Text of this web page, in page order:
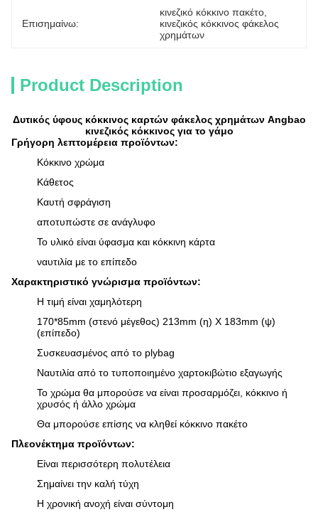
Επισημαίνω:
κινεζικό κόκκινο πακέτο
κινεζικός κόκκινος φάκελος
χρημάτων
Product Description
Δυτικός ύφους κόκκινος καρτών φάκελος χρημάτων Angbao
κινεζικός κόκκινος για το γάμο
Γρήγορη λεπτομέρεια προϊόντων:
Κόκκινο χρώμα
Κάθετος
Καυτή σφράγιση
αποτυπώστε σε ανάγλυφο
Το υλικό είναι ύφασμα και κόκκινη κάρτα
ναυτιλία με το επίπεδο
Χαρακτηριστικό γνώρισμα προϊόντων:
Η τιμή είναι χαμηλότερη
170*85mm (στενό μέγεθος) 213mm (η) Χ 183mm (ψ)
(επίπεδο)
Συσκευασμένος από το plybag
Ναυτιλία από το τυποποιημένο χαρτοκιβώτιο εξαγωγής
Το χρώμα θα μπορούσε να είναι προσαρμόζει, κόκκινο ή
χρυσός ή άλλο χρώμα
Θα μπορούσε επίσης να κληθεί κόκκινο πακέτο
Πλεονέκτημα προϊόντων:
Είναι περισσότερη πολυτέλεια
Σημαίνει την καλή τύχη
Η χρονική ανοχή είναι σύντομη